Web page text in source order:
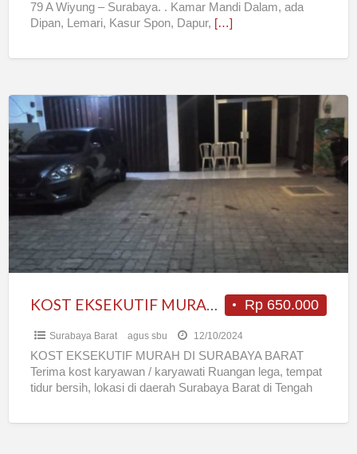
79 A Wiyung – Surabaya. . Kamar Mandi Dalam, ada
Dipan, Lemari, Kasur Spon, Dapur, […]
KOST
EKSEKUTIF
MURAH
SURABAYA
BARAT
Rp 650.000
KOST EKSEKUTIF MURAH DI SURABAYA BARAT
Surabaya Barat agus sbu 12/10/2024
KOST EKSEKUTIF MURAH DI SURABAYA BARAT
Terima kost karyawan / karyawati Ruangan lega, tempat
tidur bersih, lokasi di daerah Surabaya Barat di Tengah